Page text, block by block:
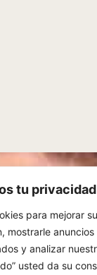
tu privacidad
para mejorar
mostrarle
y analizar
usted da su